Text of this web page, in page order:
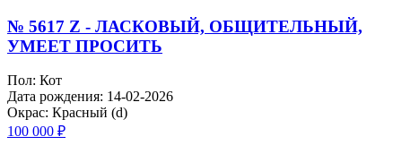
№ 5617 Z - ЛАСКОВЫЙ, ОБЩИТЕЛЬНЫЙ,
УМЕЕТ ПРОСИТЬ
Пол: Кот
Дата рождения: 14-02-2026
Окрас: Красный (d)
100 000 ₽